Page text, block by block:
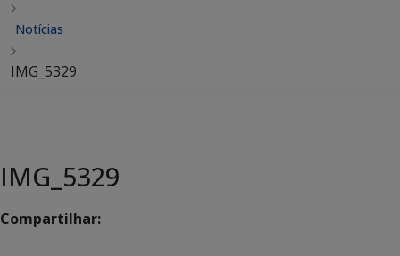
Notícias
IMG_5329
IMG_5329
Compartilhar: